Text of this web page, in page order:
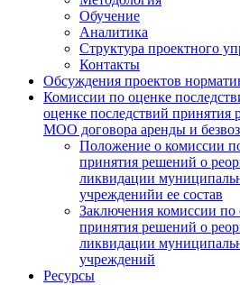
Обучение
Аналитика
Структура проектного
Контакты
Обсуждения проектов
Комиссии по оценке
оценке последствий принятия
МОО договора аренды и
Положение о комиссии
принятия решений о
ликвидации
учрежденийи ее состав
Заключения комиссии по
принятия решений о
ликвидации
учреждений
Ресурсы